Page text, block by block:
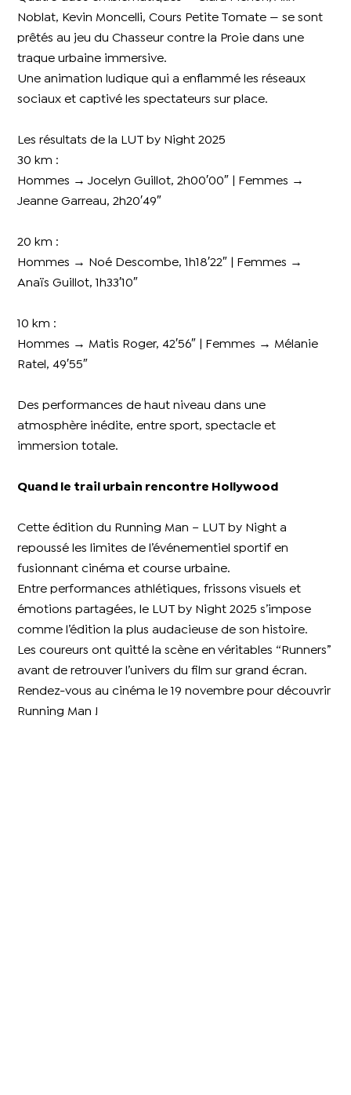
Noblat, Kevin Moncelli, Cours Petite Tomate — se sont
prêtés au jeu du Chasseur contre la Proie dans une
traque urbaine immersive.
Une animation ludique qui a enflammé les réseaux
sociaux et captivé les spectateurs sur place.
Les résultats de la LUT by Night 2025
30 km :
Hommes → Jocelyn Guillot, 2h00′00″ | Femmes →
Jeanne Garreau, 2h20′49″
20 km :
Hommes → Noé Descombe, 1h18′22″ | Femmes →
Anaïs Guillot, 1h33′10″
10 km :
Hommes → Matis Roger, 42′56″ | Femmes → Mélanie
Ratel, 49′55″
Des performances de haut niveau dans une
atmosphère inédite, entre sport, spectacle et
immersion totale.
Quand le trail urbain rencontre Hollywood
Cette édition du Running Man – LUT by Night a
repoussé les limites de l’événementiel sportif en
fusionnant cinéma et course urbaine.
Entre performances athlétiques, frissons visuels et
émotions partagées, le LUT by Night 2025 s’impose
comme l’édition la plus audacieuse de son histoire.
Les coureurs ont quitté la scène en véritables “Runners”
avant de retrouver l’univers du film sur grand écran.
Rendez-vous au cinéma le 19 novembre pour découvrir
Running Man !